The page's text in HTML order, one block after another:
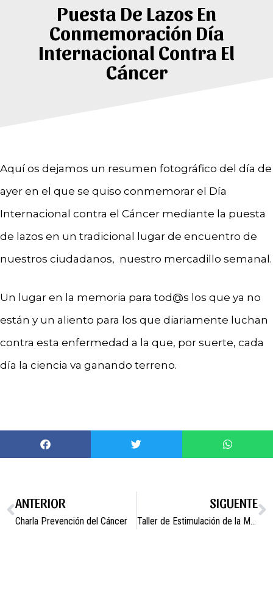
Puesta De Lazos En
Conmemoración Día
Internacional Contra El
Cáncer
Aquí os dejamos un resumen fotográfico del día de
ayer en el que se quiso conmemorar el Día
Internacional contra el Cáncer mediante la puesta
de lazos en un tradicional lugar de encuentro de
nuestros ciudadanos, nuestro mercadillo semanal.
Un lugar en la memoria para tod@s los que ya no
están y un aliento para los que diariamente luchan
contra esta enfermedad a la que, por suerte, cada
día la ciencia va ganando terreno.
ANTERIOR
Charla Prevención del Cáncer
SIGUENTE
Taller de Estimulación de la Memoria y Risoterapia